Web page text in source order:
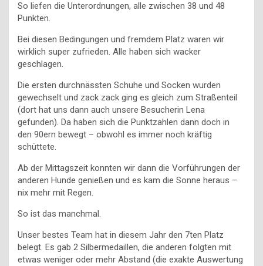
So liefen die Unterordnungen, alle zwischen 38 und 48
Punkten.
Bei diesen Bedingungen und fremdem Platz waren wir
wirklich super zufrieden. Alle haben sich wacker
geschlagen.
Die ersten durchnässten Schuhe und Socken wurden
gewechselt und zack zack ging es gleich zum Straßenteil
(dort hat uns dann auch unsere Besucherin Lena
gefunden). Da haben sich die Punktzahlen dann doch in
den 90ern bewegt – obwohl es immer noch kräftig
schüttete.
Ab der Mittagszeit konnten wir dann die Vorführungen der
anderen Hunde genießen und es kam die Sonne heraus –
nix mehr mit Regen.
So ist das manchmal.
Unser bestes Team hat in diesem Jahr den 7ten Platz
belegt. Es gab 2 Silbermedaillen, die anderen folgten mit
etwas weniger oder mehr Abstand (die exakte Auswertung